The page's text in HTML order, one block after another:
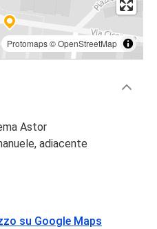
Protomaps©OpenStreetMap
Astor
adiacente
su Google Maps